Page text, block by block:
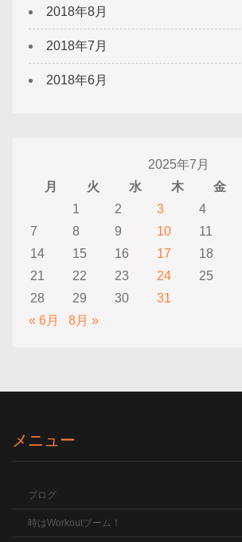
2018年8月
2018年7月
2018年6月
2025年7月
月
火 水 木 金
1
2 3 4
7
8 9 10 11
14
15 16 17 18
21
22 23 24 25
28
29 30
31
« 6月
8月 »
メニュー
ブログ
時はWorkoutブーム！